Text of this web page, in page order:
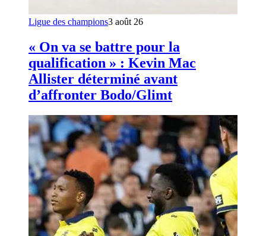
Ligue des champions3 août 26
« On va se battre pour la
qualification » : Kevin Mac
Allister déterminé avant
d’affronter Bodo/Glimt